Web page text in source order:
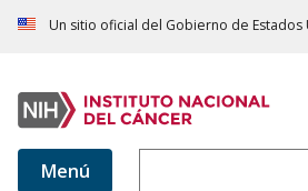
Un sitio oficial del Gobierno de Estados
Menú